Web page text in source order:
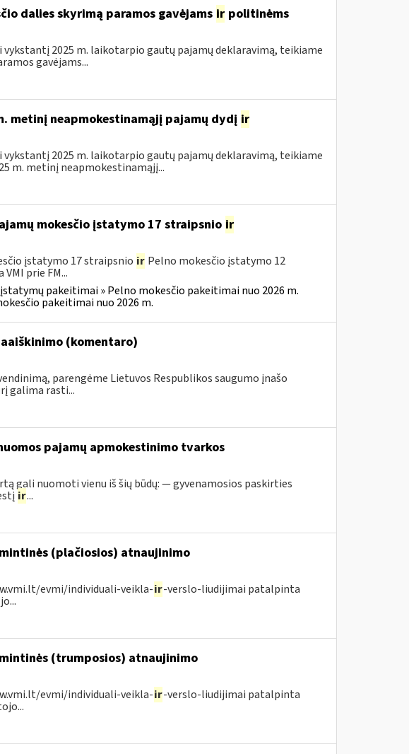
dalies skyrimą paramos gavėjams irpolitinėms
2025 m. laikotarpio gautų pajamų deklaravimą, teikiame
gavėjams...
metinį neapmokestinamąjį pajamų dydį ir
2025 m. laikotarpio gautų pajamų deklaravimą, teikiame
m. metinį neapmokestinamąjį...
mokesčio įstatymo 17 straipsnio ir
įstatymo 17 straipsnio ir Pelno mokesčio įstatymo 12
prie FM...
pakeitimai » Pelno mokesčio pakeitimai nuo 2026 m.
pakeitimai nuo 2026 m.
(komentaro)
parengėme Lietuvos Respublikos saugumo įnašo
galima rasti...
pajamų apmokestinimo tvarkos
gali nuomoti vienu iš šių būdų: — gyvenamosios paskirties
ir...
(plačiosios) atnaujinimo
evmi/individuali-veikla-ir-verslo-liudijimai patalpinta
(trumposios) atnaujinimo
evmi/individuali-veikla-ir-verslo-liudijimai patalpinta